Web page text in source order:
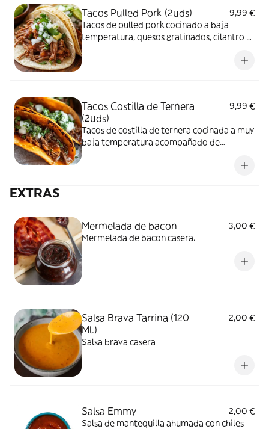
Tacos Pulled Pork (2uds)
9,99 €
Tacos de pulled pork cocinado a baja
temperatura, quesos gratinados, cilantro y
Tacos Costilla de Ternera
(2uds)
9,99 €
Tacos de costilla de ternera cocinada a muy
baja temperatura acompañado de
EXTRAS
Mermelada de bacon
3,00 €
Mermelada de bacon casera.
Salsa Brava Tarrina (120
Ml.)
2,00 €
Salsa brava casera
Salsa Emmy
2,00 €
Salsa de mantequilla ahumada con chiles